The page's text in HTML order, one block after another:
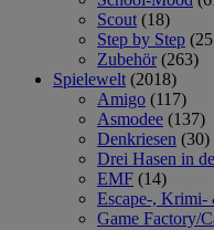
Scout (18)
Step by Step
Zubehör (263)
Spielewelt (2018)
Amigo (117)
Asmodee (137)
Denkriesen (30)
Drei Hasen in
EMF (14)
Escape-, Krimi-
Game Factory/